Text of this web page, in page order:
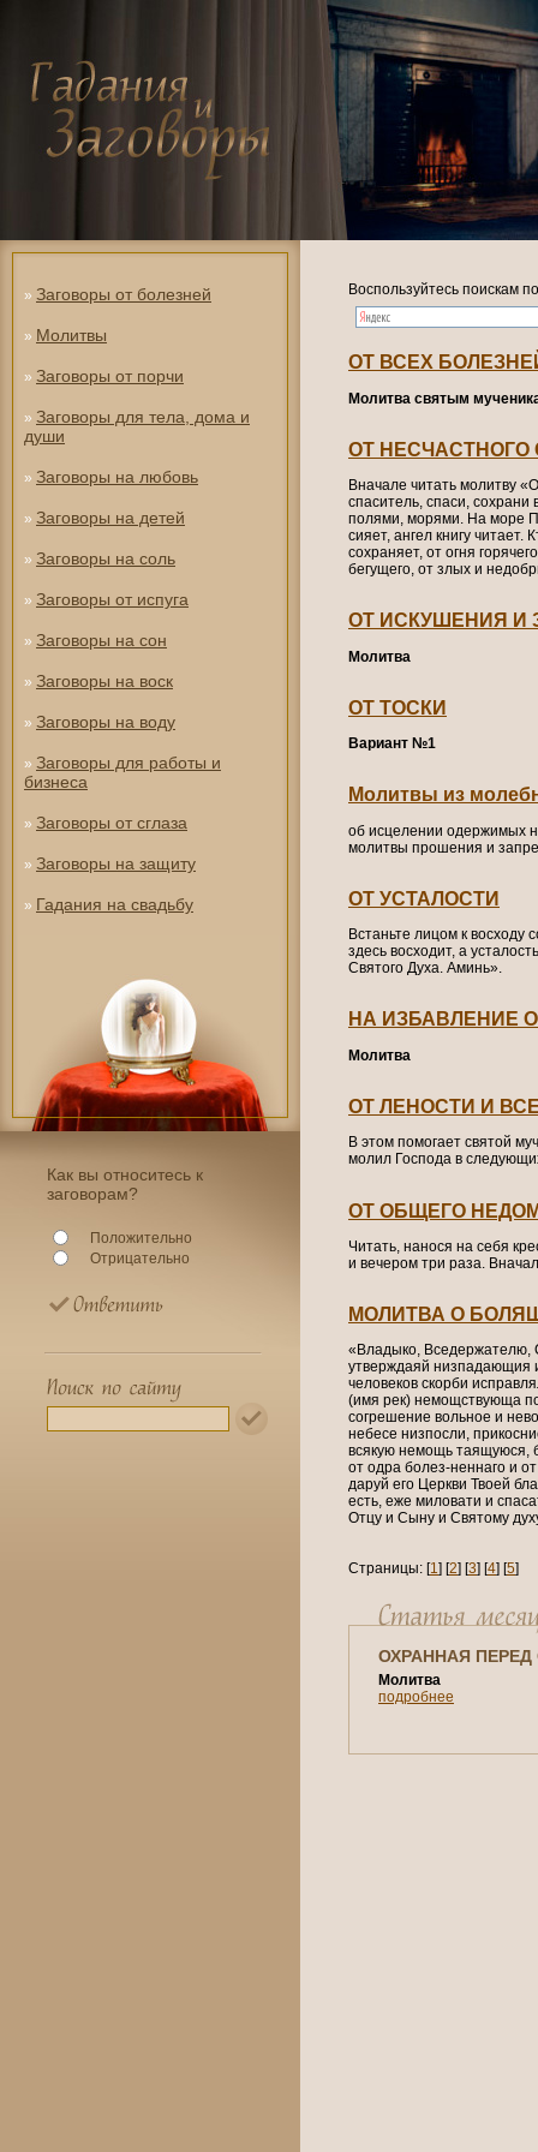
» Заговоры от болезней
» Молитвы
» Заговоры от порчи
» Заговоры для тела, дома и
души
» Заговоры на любовь
» Заговоры на детей
» Заговоры на соль
» Заговоры от испуга
» Заговоры на сон
» Заговоры на воск
» Заговоры на воду
» Заговоры для работы и
бизнеса
» Заговоры от сглаза
» Заговоры на защиту
» Гадания на свадьбу
Как вы относитесь к
заговорам?
Положительно
Отрицательно
Воспользуйтесь поискам
ОТ ВСЕХ
Молитва святым
ОТ НЕСЧАСТНОГО
Вначале читать молитву
спаситель, спаси, сохрани
полями, морями. На море
сияет, ангел книгу читает.
сохраняет, от огня
бегущего, от злых и
ОТ ИСКУШЕНИЯ И
Молитва
ОТ ТОСКИ
Вариант №1
Молитвы из
об исцелении одержимых
молитвы прошения и
ОТ УСТАЛОСТИ
Встаньте лицом к восходу
здесь восходит, а
Святого Духа. Аминь».
НА ИЗБАВЛЕНИЕ
Молитва
ОТ ЛЕНОСТИ И
В этом помогает святой
молил Господа в
ОТ ОБЩЕГО
Читать, нанося на себя
и вечером три раза.
МОЛИТВА О
«Владыко, Вседержателю,
утверждаяй низпадающия
человеков скорби
(имя рек) немощствующа
согрешение вольное и
небесе низпосли,
всякую немощь таящуюся,
от одра болез-неннаго и
даруй его Церкви Твоей
есть, еже миловати и
Отцу и Сыну и Святому
Страницы: [1] [2] [3] [4] [5]
ОХРАННАЯ
Молитва
подробнее